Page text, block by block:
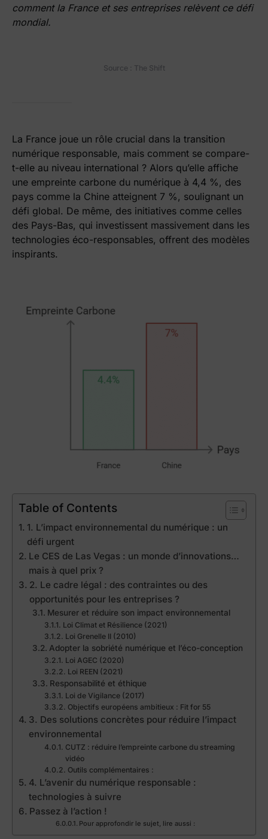
comment la France et ses entreprises relèvent ce défi
mondial.
Source : The Shift
La France joue un rôle crucial dans la transition
numérique responsable, mais comment se compare-
t-elle au niveau international ? Alors qu’elle affiche
une empreinte carbone du numérique à 4,4 %, des
pays comme la Chine atteignent 7 %, soulignant un
défi global. De même, des initiatives comme celles
des Pays-Bas, qui investissent massivement dans les
technologies éco-responsables, offrent des modèles
inspirants.
Table of Contents
1. L’impact environnemental du numérique : un
défi urgent
Le CES de Las Vegas : un monde d’innovations…
mais à quel prix ?
2. Le cadre légal : des contraintes ou des
opportunités pour les entreprises ?
Mesurer et réduire son impact environnemental
Loi Climat et Résilience (2021)
Loi Grenelle II (2010)
Adopter la sobriété numérique et l’éco-conception
Loi AGEC (2020)
Loi REEN (2021)
Responsabilité et éthique
Loi de Vigilance (2017)
Objectifs européens ambitieux : Fit for 55
3. Des solutions concrètes pour réduire l’impact
environnemental
CUTZ : réduire l’empreinte carbone du streaming
vidéo
Outils complémentaires :
4. L’avenir du numérique responsable :
technologies à suivre
Passez à l’action !
Pour approfondir le sujet, lire aussi :